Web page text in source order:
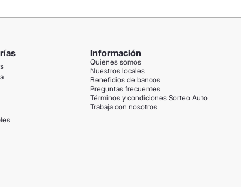
Información
Quienes somos
Nuestros locales
Beneficios de bancos
Preguntas frecuentes
Términos y condiciones Sorteo Auto
Trabaja con nosotros